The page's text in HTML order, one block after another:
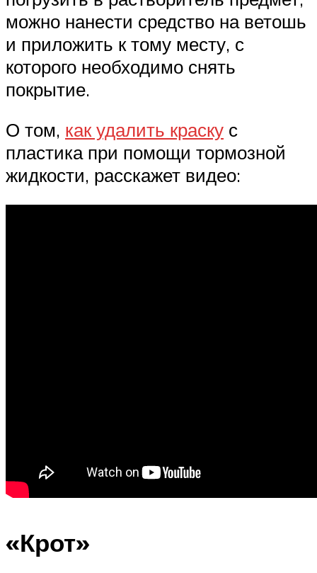
можно нанести средство на ветошь
и приложить к тому месту, с
которого необходимо снять
покрытие.
О том, как удалить краску с
пластика при помощи тормозной
жидкости, расскажет видео:
«Крот»